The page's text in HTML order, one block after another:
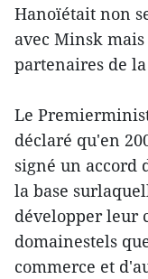
Hanoïétait non
avec Minsk
partenaires de
Le
déclaré qu'en
signé un accord
la base
développer leur
domainestels
commerce et